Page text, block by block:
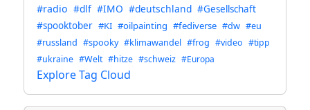
#radio #dlf #IMO #deutschland #Gesellschaft
#spooktober #KI #oilpainting #fediverse #dw #eu
#russland #spooky #klimawandel #frog #video #tipp
#ukraine #Welt #hitze #schweiz #Europa
Explore Tag Cloud